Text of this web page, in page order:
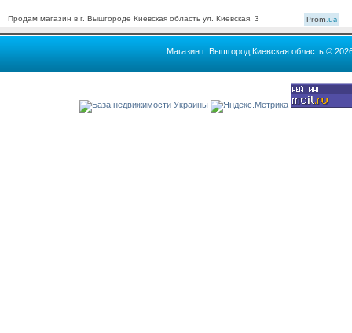
Продам магазин в г. Вышгороде Киевская область ул. Киевская, 3 Prom.ua
Магазин г. Вышгород Киевская область ©